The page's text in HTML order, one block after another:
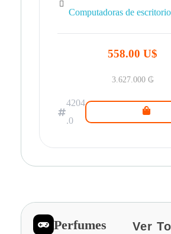
Computadoras de escritorio
558.00 U$
3.627.000 ₲
4204
.0
Perfumes Ver